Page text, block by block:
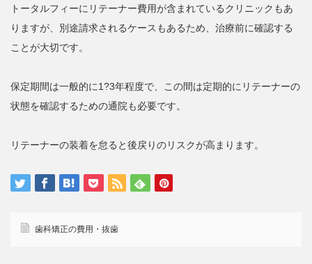
トータルフィーにリテーナー費用が含まれているクリニックもあ
りますが、別途請求されるケースもあるため、治療前に確認する
ことが大切です。
保定期間は一般的に1?3年程度で、この間は定期的にリテーナーの
状態を確認するための通院も必要です。
リテーナーの装着を怠ると後戻りのリスクが高まります。
歯科矯正の費用・抜歯